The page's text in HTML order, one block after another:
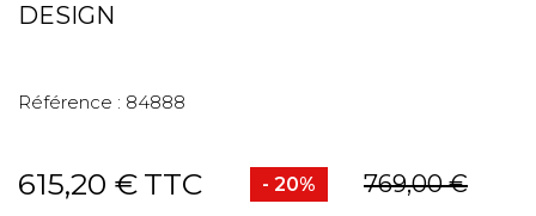
DESIGN
Référence : 84888
615,20 € TTC - 20% 769,00 €